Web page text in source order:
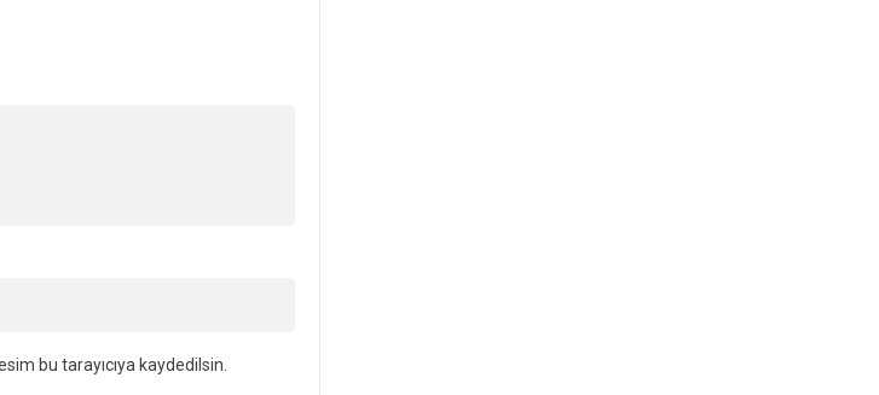
bu tarayıcıya kaydedilsin.